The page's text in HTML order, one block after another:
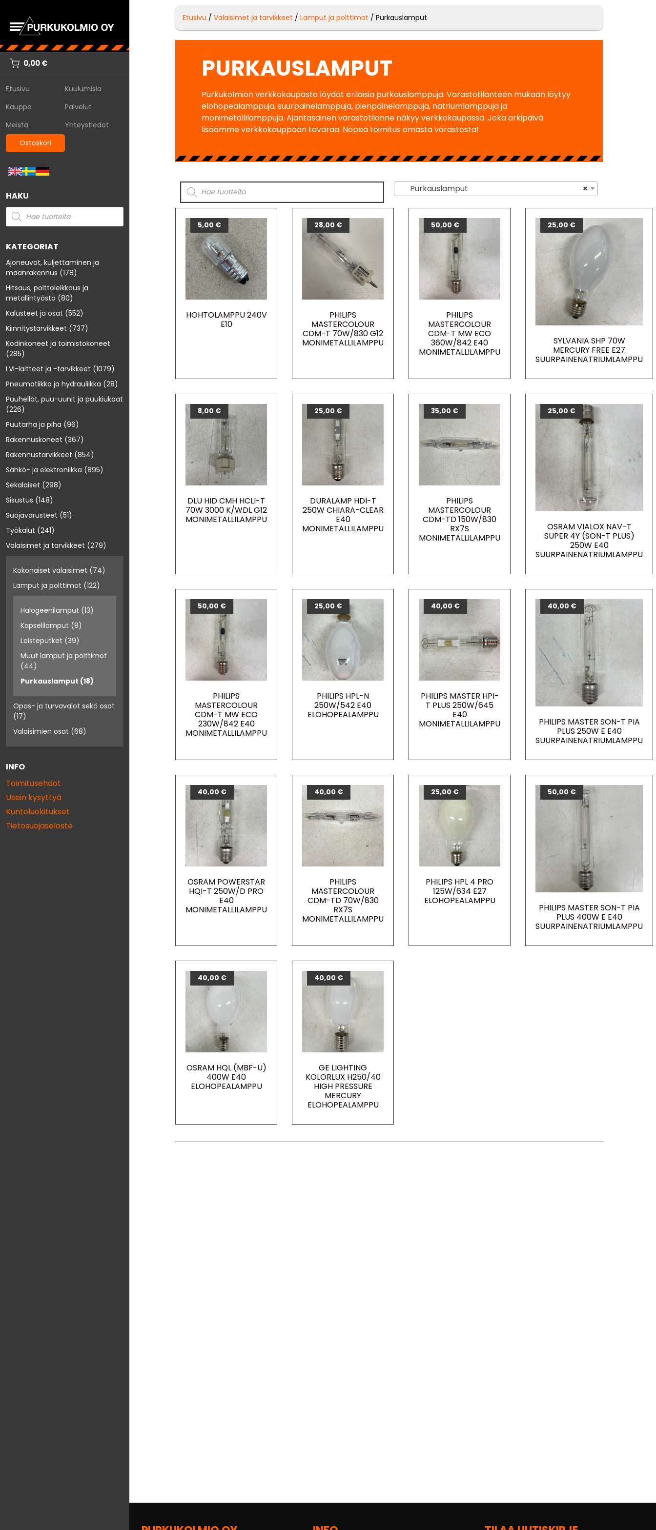
0,00€
Etusivu
Kuulumisia
Kauppa
Palvelut
Meistä
Yhteystiedot
Ostoskori
HAKU
KATEGORIAT
Ajoneuvot, kuljettaminen ja
maanrakennus (178)
Hitsaus, polttoleikkaus ja
metallintyöstö (80)
Kalusteet ja osat (552)
Kiinnitystarvikkeet (737)
Kodinkoneet ja toimistokoneet
(285)
LVI-laitteet ja -tarvikkeet (1079)
Pneumatiikka ja hydrauliikka (28)
Puuhellat, puu-uunit ja puukiukaat
(226)
Puutarha ja piha (96)
Rakennuskoneet (367)
Rakennustarvikkeet (854)
Sähkö- ja elektroniikka (895)
Sekalaiset (298)
Sisustus (148)
Suojavarusteet (51)
Työkalut (241)
Valaisimet ja tarvikkeet (279)
Kokonaiset valaisimet (74)
Lamput ja polttimot (122)
Halogeenilamput (13)
Kapselilamput (9)
Loisteputket (39)
Muut lamput ja polttimot
(44)
Purkauslamput (18)
Opas- ja turvavalot sekä osat
(17)
Valaisimien osat (68)
INFO
Toimitusehdot
Usein kysyttyä
Kuntoluokitukset
Tietosuojaseloste
Etusivu /Valaisimet ja tarvikkeet /Lamput ja polttimot / Purkauslamput
PURKAUSLAMPUT
Purkukolmion verkkokaupasta löydät erilaisia purkauslamppuja. Varastotilanteen mukaan löytyy
elohopealamppuja, suurpainelamppuja, pienpainelamppuja, natriumlamppuja ja
monimetallilamppuja. Ajantasainen varastotilanne näkyy verkkokaupassa. Joka arkipäivä
lisäämme verkkokauppaan tavaraa. Nopea toimitus omasta varastosta!
×
Purkauslamput
HOHTOLAMPPU 240V
E10
5,00 €
PHILIPS
MASTERCOLOUR
CDM-T 70W/830 G12
MONIMETALLILAMPPU
28,00 €
PHILIPS
MASTERCOLOUR
CDM-T MW ECO
360W/842 E40
MONIMETALLILAMPPU
50,00 €
SYLVANIA SHP 70W
MERCURY FREE E27
SUURPAINENATRIUMLAMPPU
25,00 €
DLU HID CMH HCLI-T
70W 3000 K/WDL G12
MONIMETALLILAMPPU
8,00 €
DURALAMP HDI-T
250W CHIARA-CLEAR
E40
MONIMETALLILAMPPU
25,00 €
PHILIPS
MASTERCOLOUR
CDM-TD 150W/830
RX7S
MONIMETALLILAMPPU
35,00 €
OSRAM VIALOX NAV-T
SUPER 4Y (SON-T PLUS)
250W E40
SUURPAINENATRIUMLAMPPU
25,00 €
PHILIPS
MASTERCOLOUR
CDM-T MW ECO
230W/842 E40
MONIMETALLILAMPPU
50,00 €
PHILIPS HPL-N
250W/542 E40
ELOHOPEALAMPPU
25,00 €
PHILIPS MASTER HPI-
T PLUS 250W/645
E40
MONIMETALLILAMPPU
40,00 €
PHILIPS MASTER SON-T PIA
PLUS 250W E E40
SUURPAINENATRIUMLAMPPU
40,00 €
OSRAM POWERSTAR
HQI-T 250W/D PRO
E40
MONIMETALLILAMPPU
40,00 €
PHILIPS
MASTERCOLOUR
CDM-TD 70W/830
RX7S
MONIMETALLILAMPPU
40,00 €
PHILIPS HPL 4 PRO
125W/634 E27
ELOHOPEALAMPPU
25,00 €
PHILIPS MASTER SON-T PIA
PLUS 400W E E40
SUURPAINENATRIUMLAMPPU
50,00 €
OSRAM HQL (MBF-U)
400W E40
ELOHOPEALAMPPU
40,00 €
GE LIGHTING
KOLORLUX H250/40
HIGH PRESSURE
MERCURY
ELOHOPEALAMPPU
40,00 €